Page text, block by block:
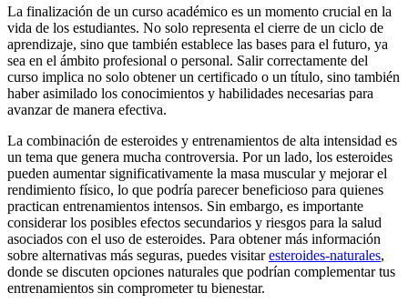
La finalización de un curso académico es un momento crucial en la
vida de los estudiantes. No solo representa el cierre de un ciclo de
aprendizaje, sino que también establece las bases para el futuro, ya
sea en el ámbito profesional o personal. Salir correctamente del
curso implica no solo obtener un certificado o un título, sino también
haber asimilado los conocimientos y habilidades necesarias para
avanzar de manera efectiva.
La combinación de esteroides y entrenamientos de alta intensidad es
un tema que genera mucha controversia. Por un lado, los esteroides
pueden aumentar significativamente la masa muscular y mejorar el
rendimiento físico, lo que podría parecer beneficioso para quienes
practican entrenamientos intensos. Sin embargo, es importante
considerar los posibles efectos secundarios y riesgos para la salud
asociados con el uso de esteroides. Para obtener más información
sobre alternativas más seguras, puedes visitaresteroides-naturales,
donde se discuten opciones naturales que podrían complementar tus
entrenamientos sin comprometer tu bienestar.